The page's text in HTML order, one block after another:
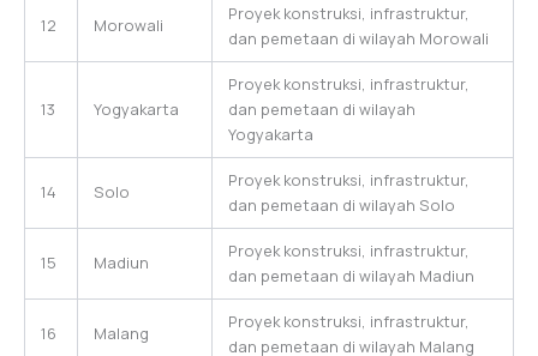
12 Morowali
Proyek konstruksi, infrastruktur,
dan pemetaan di wilayah Morowali
13 Yogyakarta
Proyek konstruksi, infrastruktur,
dan pemetaan di wilayah
Yogyakarta
14 Solo
Proyek konstruksi, infrastruktur,
dan pemetaan di wilayah Solo
15 Madiun
Proyek konstruksi, infrastruktur,
dan pemetaan di wilayah Madiun
16 Malang
Proyek konstruksi, infrastruktur,
dan pemetaan di wilayah Malang